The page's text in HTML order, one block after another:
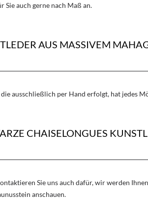
Sie auch gerne nach Maß an.
AUS MASSIVEM
ausschließlich per Hand erfolgt, hat jedes
CHAISELONGUES
Sie uns auch dafür, wir werden
anschauen.